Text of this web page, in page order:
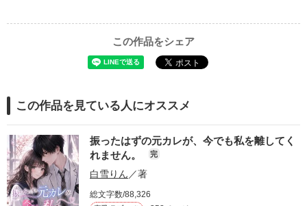
この作品をシェア
この作品を見ている人にオススメ
振ったはずの元カレが、今でも私を離してく
れません。
完
白雪りん ／著
総文字数/88,326